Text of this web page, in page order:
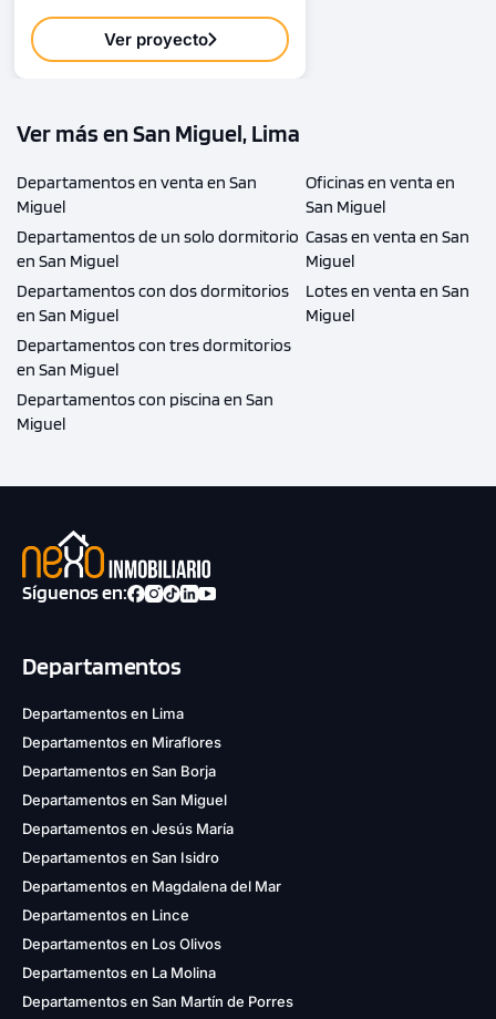
Ver proyecto
Ver más en San Miguel, Lima
Departamentos en venta en San
Miguel
Departamentos de un solo dormitorio
en San Miguel
Departamentos con dos dormitorios
en San Miguel
Departamentos con tres dormitorios
en San Miguel
Departamentos con piscina en San
Miguel
Oficinas en venta en
San Miguel
Casas en venta en San
Miguel
Lotes en venta en San
Miguel
Síguenos en:
Departamentos
Departamentos en Lima
Departamentos en Miraflores
Departamentos en San Borja
Departamentos en San Miguel
Departamentos en Jesús María
Departamentos en San Isidro
Departamentos en Magdalena del Mar
Departamentos en Lince
Departamentos en Los Olivos
Departamentos en La Molina
Departamentos en San Martín de Porres